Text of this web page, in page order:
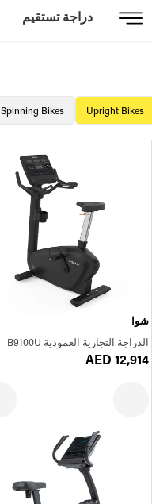
دراجة تستقيم
Upright Bikes
Spinning Bikes
شوا
الدراجة التجارية العمودية B9100U
AED 12,914